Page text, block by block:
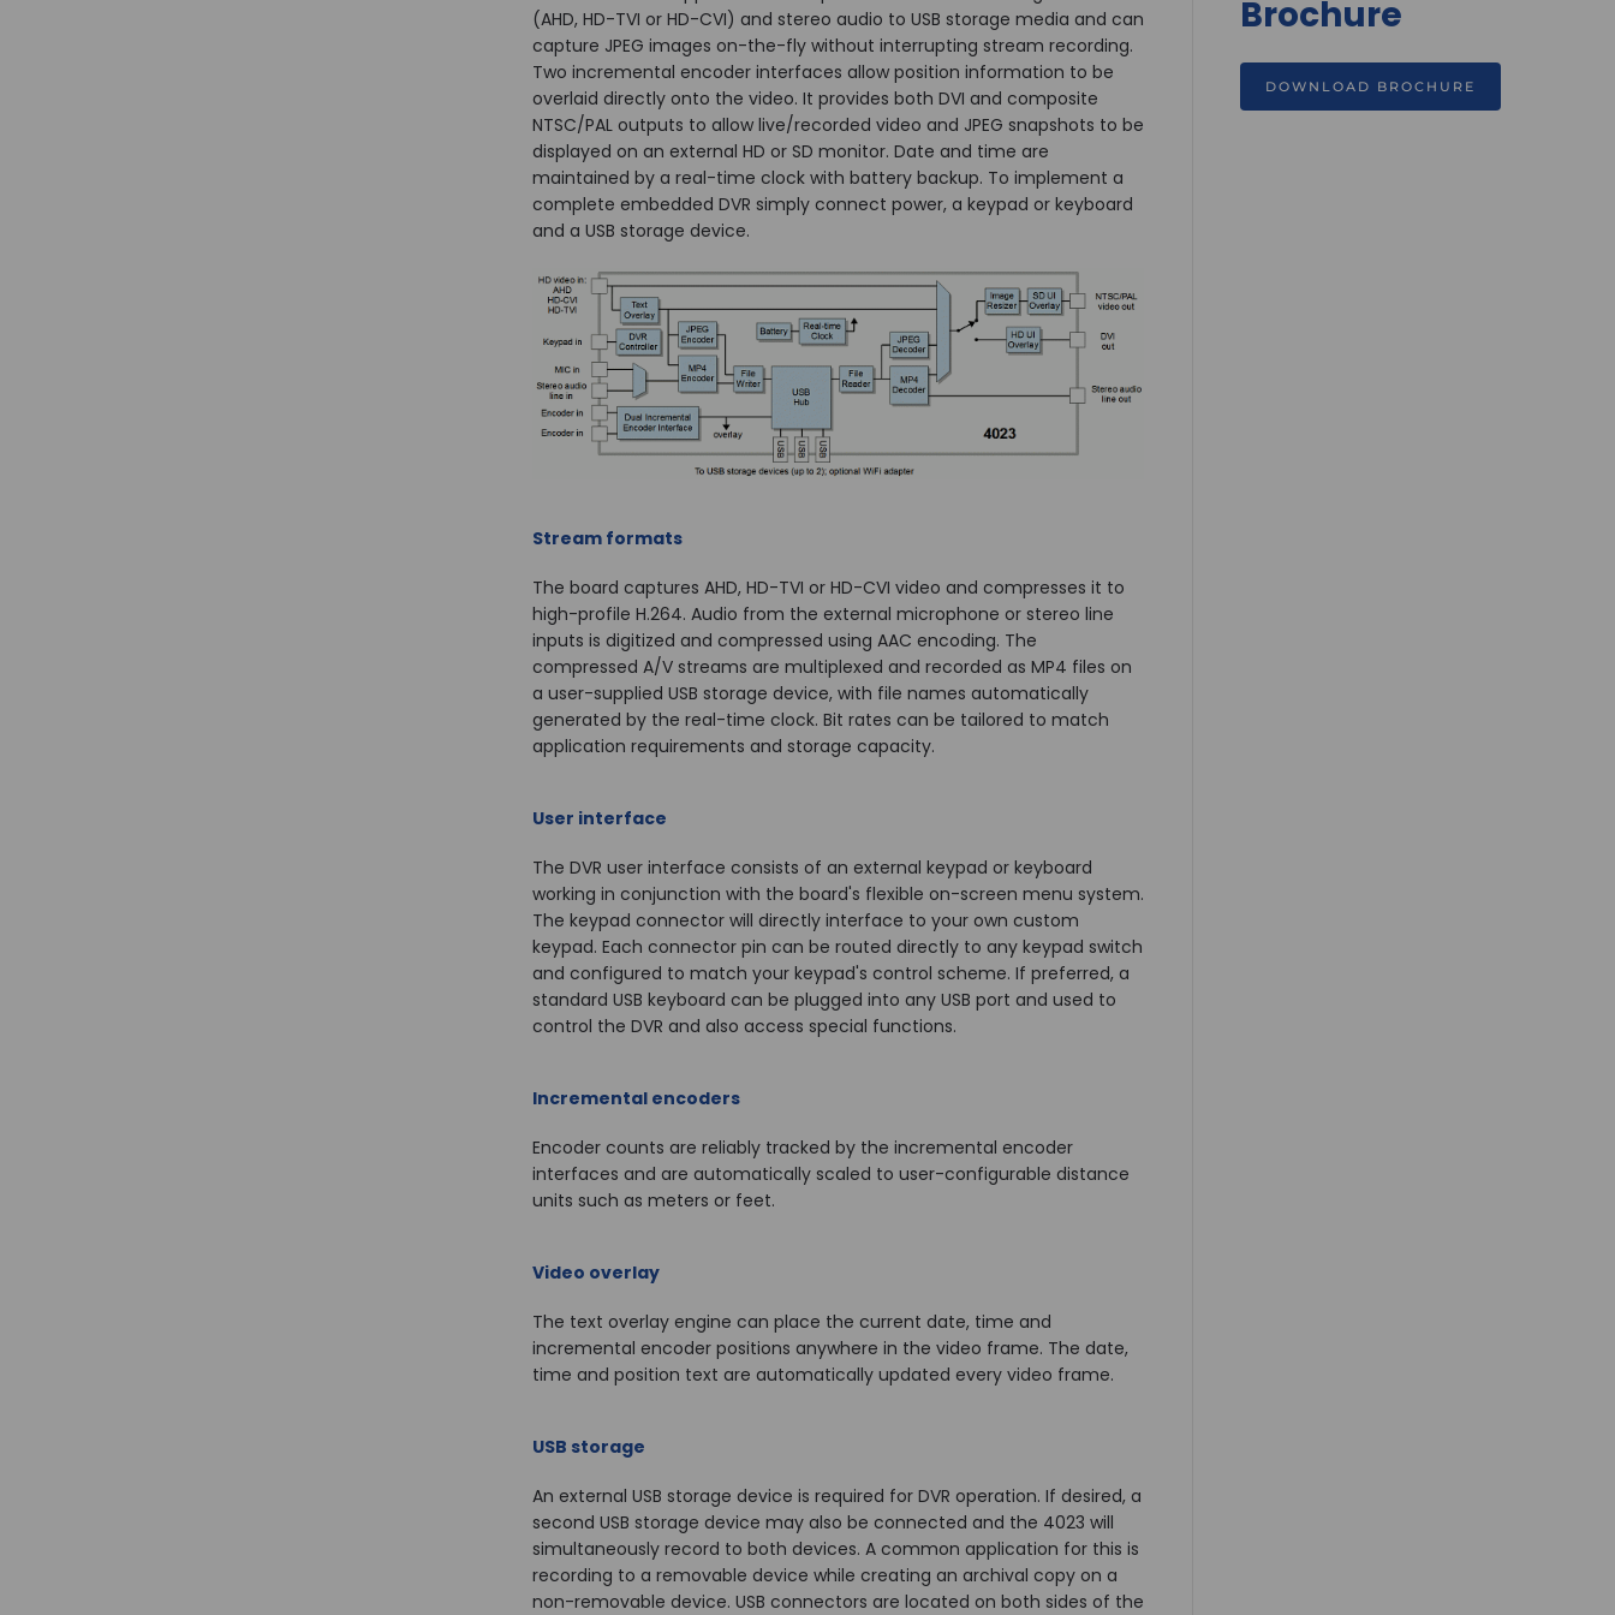
(AHD, HD-TVI or HD-CVI) and stereo audio to USB storage media and can
capture JPEG images on-the-fly without interrupting stream recording.
Two incremental encoder interfaces allow position information to be
overlaid directly onto the video. It provides both DVI and composite
NTSC/PAL outputs to allow live/recorded video and JPEG snapshots to be
displayed on an external HD or SD monitor. Date and time are
maintained by a real-time clock with battery backup. To implement a
complete embedded DVR simply connect power, a keypad or keyboard
and a USB storage device.
Stream formats
The board captures AHD, HD-TVI or HD-CVI video and compresses it to
high-profile H.264. Audio from the external microphone or stereo line
inputs is digitized and compressed using AAC encoding. The
compressed A/V streams are multiplexed and recorded as MP4 files on
a user-supplied USB storage device, with file names automatically
generated by the real-time clock. Bit rates can be tailored to match
application requirements and storage capacity.
User interface
The DVR user interface consists of an external keypad or keyboard
working in conjunction with the board's flexible on-screen menu system.
The keypad connector will directly interface to your own custom
keypad. Each connector pin can be routed directly to any keypad switch
and configured to match your keypad's control scheme. If preferred, a
standard USB keyboard can be plugged into any USB port and used to
control the DVR and also access special functions.
Incremental encoders
Encoder counts are reliably tracked by the incremental encoder
interfaces and are automatically scaled to user-configurable distance
units such as meters or feet.
Video overlay
The text overlay engine can place the current date, time and
incremental encoder positions anywhere in the video frame. The date,
time and position text are automatically updated every video frame.
USB storage
An external USB storage device is required for DVR operation. If desired, a
second USB storage device may also be connected and the 4023 will
simultaneously record to both devices. A common application for this is
recording to a removable device while creating an archival copy on a
non-removable device. USB connectors are located on both sides of the
Brochure
DOWNLOAD BROCHURE